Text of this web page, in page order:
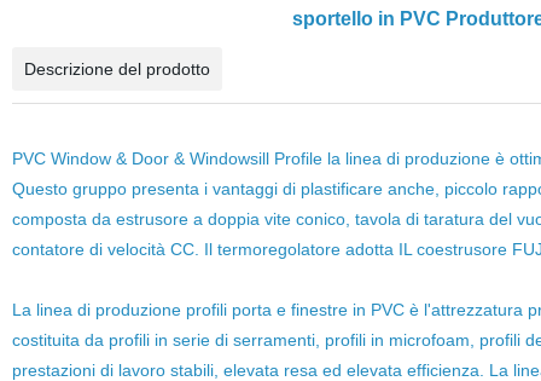
sportello in PVC
Descrizione del prodotto
PVC Window & Door & Windowsill Profile la linea di produzione è
Questo gruppo presenta i vantaggi di plastificare anche, piccolo
composta da estrusore a doppia vite conico, tavola di taratura del
contatore di velocità CC. Il termoregolatore adotta IL coestrusore
La linea di produzione profili porta e finestre in PVC è l'attrezzatura
costituita da profili in serie di serramenti, profili in microfoam, profili
prestazioni di lavoro stabili, elevata resa ed elevata efficienza. La